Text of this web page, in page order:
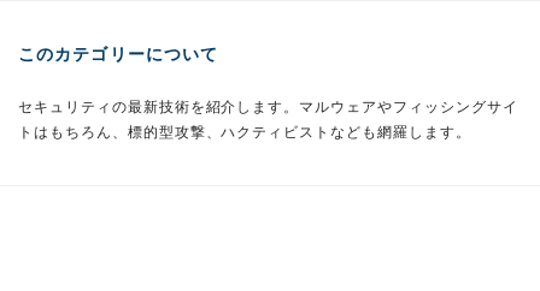
このカテゴリーについて
セキュリティの最新技術を紹介します。マルウェアやフィッシングサイ
トはもちろん、標的型攻撃、ハクティビストなども網羅します。